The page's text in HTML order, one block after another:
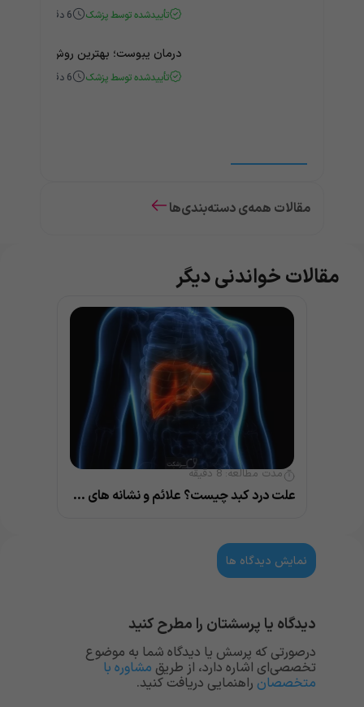
تأییدشده توسط پزشک 6 دقیقه
درمان یبوست؛ بهترین روش‌های
تأییدشده توسط پزشک 6 دقیقه
مقالات همه‌ی دسته‌بندی‌ها
مقالات خواندنی دیگر
مدت مطالعه:8 دقیقه
علت درد کبد چیست؟ علائم و نشانه های مهم بیماری کبد
نمایش دیدگاه ها
دیدگاه یا پرسشتان را مطرح کنید
درصورتی که پرسش یا دیدگاه شما به موضوع
تخصصی‌ای اشاره دارد، از طریق مشاوره با
متخصصان راهنمایی دریافت کنید.